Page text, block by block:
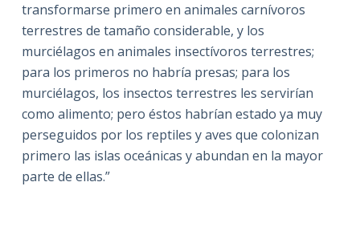
transformarse primero en animales carnívoros
terrestres de tamaño considerable, y los
murciélagos en animales insectívoros terrestres;
para los primeros no habría presas; para los
murciélagos, los insectos terrestres les servirían
como alimento; pero éstos habrían estado ya muy
perseguidos por los reptiles y aves que colonizan
primero las islas oceánicas y abundan en la mayor
parte de ellas.”